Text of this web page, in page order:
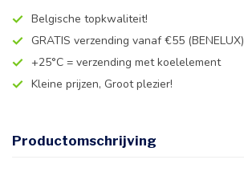
Belgische topkwaliteit!
GRATIS verzending vanaf €55 (BENELUX)
+25°C = verzending met koelelement
Kleine prijzen, Groot plezier!
Productomschrijving